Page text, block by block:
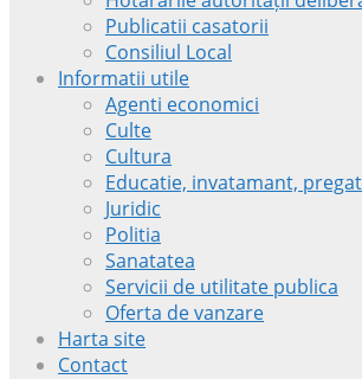
Publicatii casatorii
Consiliul Local
Informatii utile
Agenti economici
Culte
Cultura
Educatie, invatamant,
Juridic
Politia
Sanatatea
Servicii de utilitate publica
Oferta de vanzare
Harta site
Contact